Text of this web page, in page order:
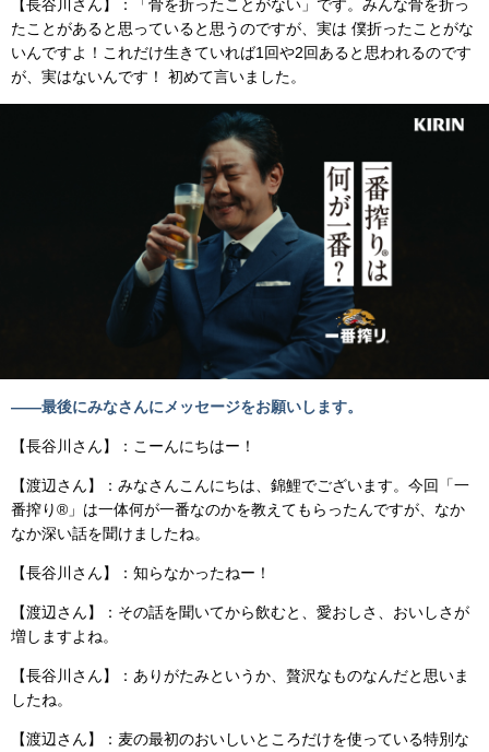
【長谷川さん】：「骨を折ったことがない」です。みんな骨を折っ
たことがあると思っていると思うのですが、実は 僕折ったことがな
いんですよ！これだけ生きていれば1回や2回あると思われるのです
が、実はないんです！ 初めて言いました。
――最後にみなさんにメッセージをお願いします。
【長谷川さん】：こーんにちはー！
【渡辺さん】：みなさんこんにちは、錦鯉でございます。今回「一
番搾り®」は一体何が一番なのかを教えてもらったんですが、なか
なか深い話を聞けましたね。
【長谷川さん】：知らなかったねー！
【渡辺さん】：その話を聞いてから飲むと、愛おしさ、おいしさが
増しますよね。
【長谷川さん】：ありがたみというか、贅沢なものなんだと思いま
したね。
【渡辺さん】：麦の最初のおいしいところだけを使っている特別な